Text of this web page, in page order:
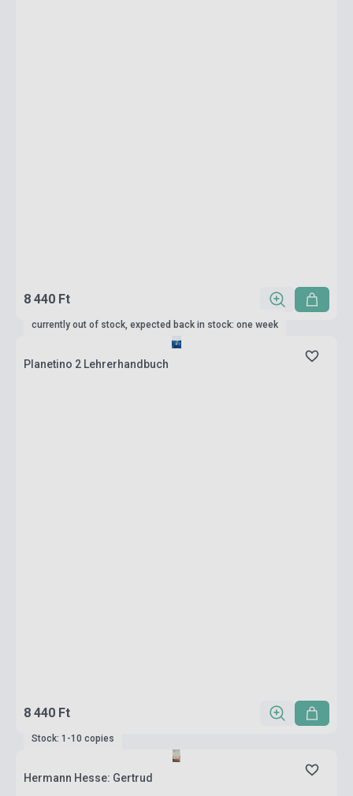
8 440 Ft
currently out of stock, expected back in stock: one week
Planetino 2 Lehrerhandbuch
8 440 Ft
Stock: 1-10 copies
Hermann Hesse: Gertrud